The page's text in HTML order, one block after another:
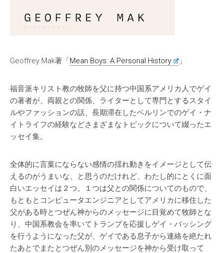
Geoffrey Mak著「Mean Boys: A Personal History 」
福音派キリスト教の牧師を父に持つ中国系アメリカ人でゲイ
の著者が、両親との関係、ライターとして専門とするスタイ
ルやファッションの話、長期滞在したベルリンでのゲイ・ナ
イトライフの経験などさまざまなトピックについて綴ったエ
ッセイ集。
全体的に言葉にならない感情の揺れ動きをイメージとして伝
えるのがうまいな、と思うのだけれど、わたし的にとくに面
白いエッセイは２つ。１つは父との関係についてのもので、
もともとコンピュータエンジニアとしてアメリカに移住した
父がある時とつぜん神からのメッセージに目覚めて牧師とな
り、中国系教会を率いてトランプを応援しゲイ・バッシング
を行うようになった父が、ゲイである息子から連絡を絶たれ
たあとでまたとつぜん別のメッセージを神から受け取って